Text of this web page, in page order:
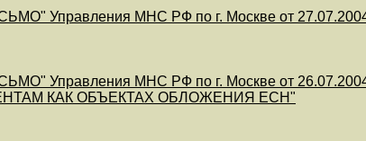
Управления МНС РФ по г. Москве от
Управления МНС РФ по г. Москве от
КАК ОБЪЕКТАХ ОБЛОЖЕНИЯ ЕСН"